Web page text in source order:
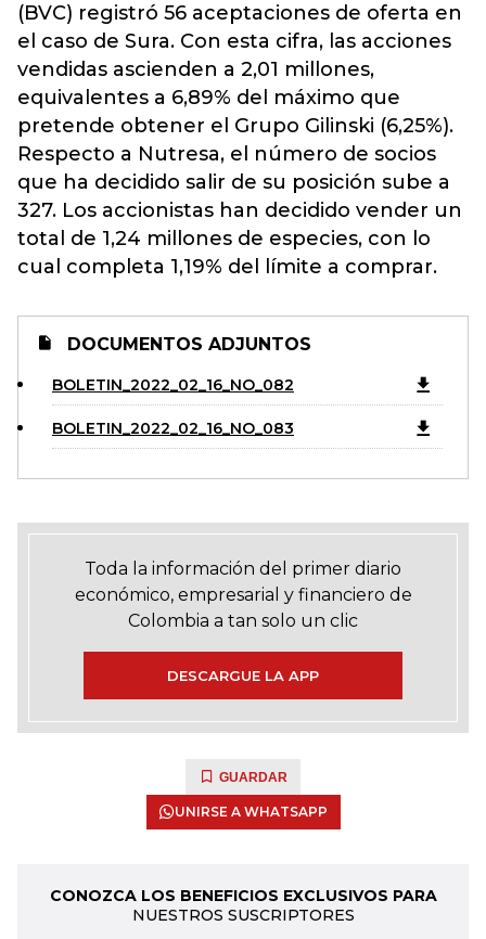
(BVC) registró 56 aceptaciones de oferta en
el caso de Sura. Con esta cifra, las acciones
vendidas ascienden a 2,01 millones,
equivalentes a 6,89% del máximo que
pretende obtener el Grupo Gilinski (6,25%).
Respecto a Nutresa, el número de socios
que ha decidido salir de su posición sube a
327. Los accionistas han decidido vender un
total de 1,24 millones de especies, con lo
cual completa 1,19% del límite a comprar.
DOCUMENTOS ADJUNTOS
BOLETIN_2022_02_16_NO_082
BOLETIN_2022_02_16_NO_083
Toda la información del primer diario
económico, empresarial y financiero de
Colombia a tan solo un clic
DESCARGUE LA APP
GUARDAR
UNIRSE A WHATSAPP
CONOZCA LOS BENEFICIOS EXCLUSIVOS PARA
NUESTROS SUSCRIPTORES